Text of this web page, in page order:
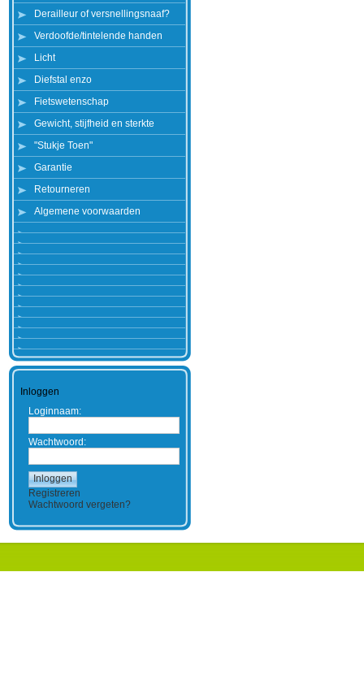
Derailleur of versnellingsnaaf?
Verdoofde/tintelende handen
Licht
Diefstal enzo
Fietswetenschap
Gewicht, stijfheid en sterkte
"Stukje Toen"
Garantie
Retourneren
Algemene voorwaarden
Inloggen
Loginnaam:
Wachtwoord:
Registreren
Wachtwoord vergeten?